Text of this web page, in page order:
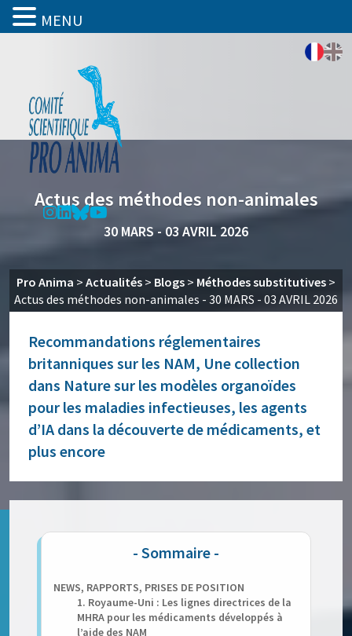
Actus des méthodes non-animales
30 MARS - 03 AVRIL 2026
Pro Anima > Actualités > Blogs > Méthodes substitutives >
Actus des méthodes non-animales - 30 MARS - 03 AVRIL 2026
Recommandations réglementaires
britanniques sur les NAM, Une collection
dans Nature sur les modèles organoïdes
pour les maladies infectieuses, les agents
d’IA dans la découverte de médicaments, et
plus encore
NEWS, RAPPORTS, PRISES DE POSITION
1. Royaume-Uni : Les lignes directrices de la
MHRA pour les médicaments développés à
l’aide des NAM
MENU